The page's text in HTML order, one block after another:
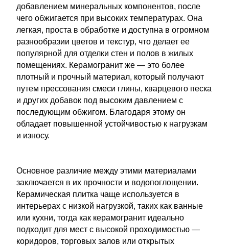
добавлением минеральных компонентов, после
чего обжигается при высоких температурах. Она
легкая, проста в обработке и доступна в огромном
разнообразии цветов и текстур, что делает ее
популярной для отделки стен и полов в жилых
помещениях. Керамогранит же — это более
плотный и прочный материал, который получают
путем прессования смеси глины, кварцевого песка
и других добавок под высоким давлением с
последующим обжигом. Благодаря этому он
обладает повышенной устойчивостью к нагрузкам
и износу.
Основное различие между этими материалами
заключается в их прочности и водопоглощении.
Керамическая плитка чаще используется в
интерьерах с низкой нагрузкой, таких как ванные
или кухни, тогда как керамогранит идеально
подходит для мест с высокой проходимостью —
коридоров, торговых залов или открытых